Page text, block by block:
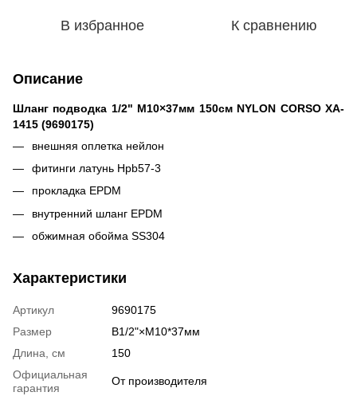
В избранное К сравнению
Описание
Шланг подводка 1/2" М10×37мм 150см NYLON CORSO XA-
1415 (9690175)
внешняя оплетка нейлон
фитинги латунь Hpb57-3
прокладка EPDM
внутренний шланг EPDM
обжимная обойма SS304
Характеристики
Артикул
9690175
Размер
B1/2"×М10*37мм
Длина, см
150
Официальная
гарантия
От производителя